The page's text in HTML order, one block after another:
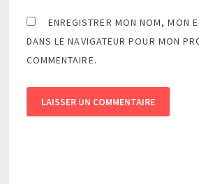
ENREGISTRER MON NOM, MON
DANS LE NAVIGATEUR POUR MON
COMMENTAIRE.